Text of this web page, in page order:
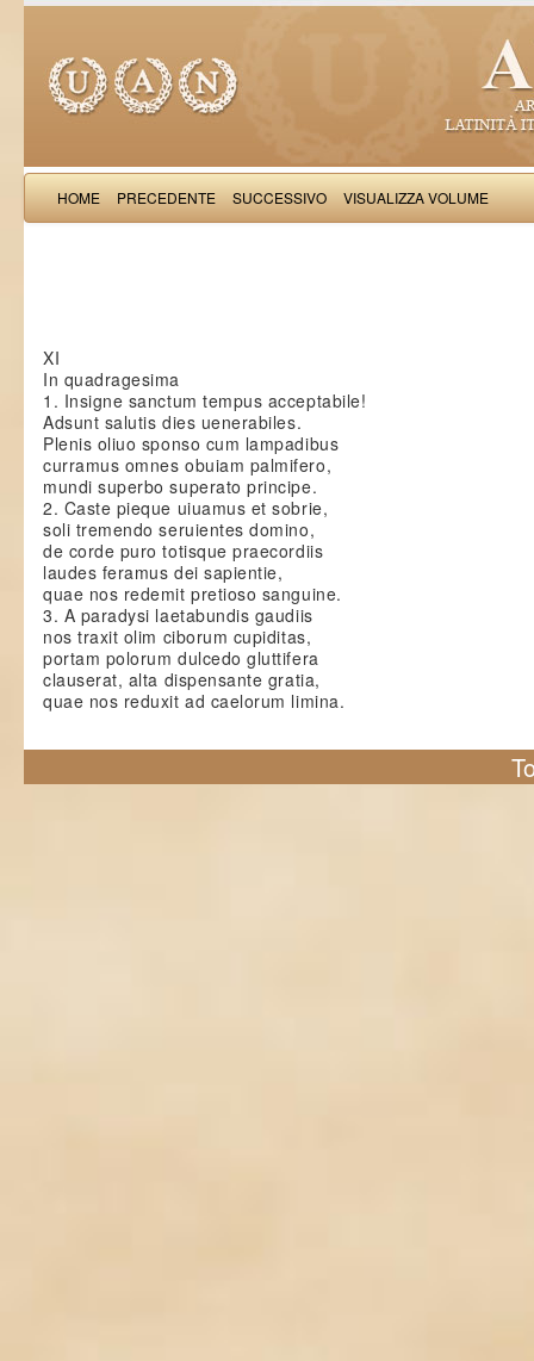
HOME PRECEDENTE SUCCESSIVO VISUALIZZA VOLUME
XI
In quadragesima
1. Insigne sanctum tempus acceptabile!
Adsunt salutis dies uenerabiles.
Plenis oliuo sponso cum lampadibus
curramus omnes obuiam palmifero,
mundi superbo superato principe.
2. Caste pieque uiuamus et sobrie,
soli tremendo seruientes domino,
de corde puro totisque praecordiis
laudes feramus dei sapientie,
quae nos redemit pretioso sanguine.
3. A paradysi laetabundis gaudiis
nos traxit olim ciborum cupiditas,
portam polorum dulcedo gluttifera
clauserat, alta dispensante gratia,
quae nos reduxit ad caelorum limina.